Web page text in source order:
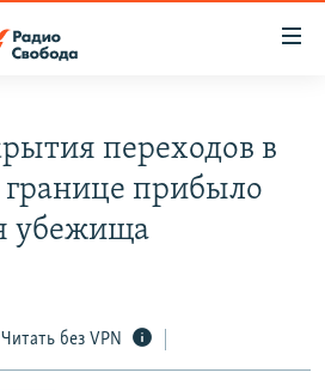
переходов в
прибыло
убежища
Читать без VPN